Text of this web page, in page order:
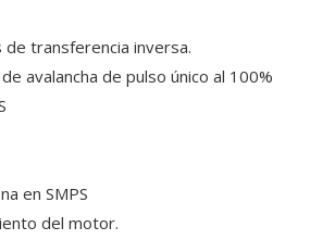
de transferencia inversa.
avalancha de pulso único al 100%
en SMPS
del motor.